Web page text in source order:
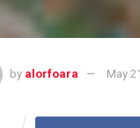
by alorfoara May